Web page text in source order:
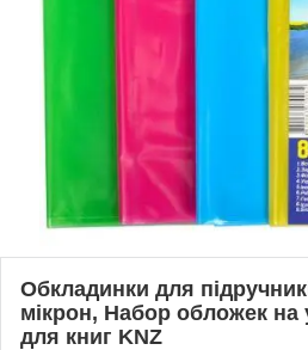
Обкладинки для
мікрон, Набор обложек
для книг KNZ